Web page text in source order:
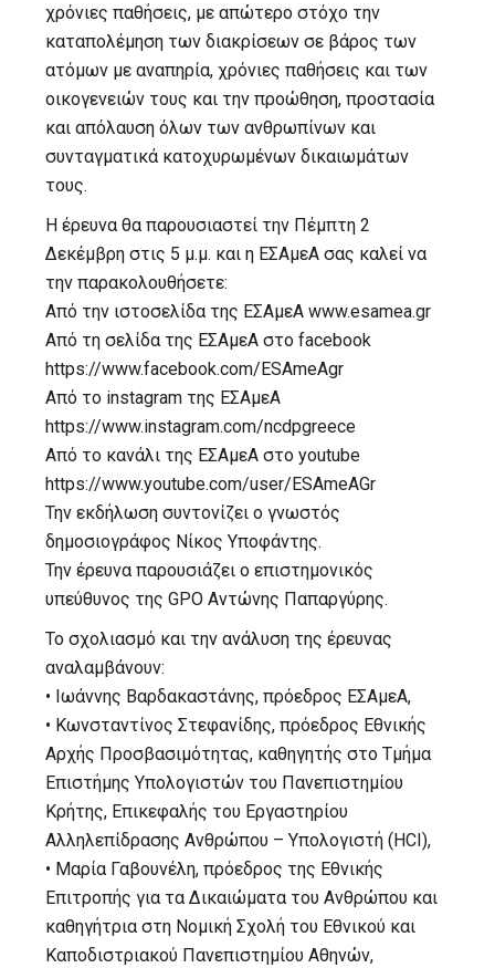
χρόνιες παθήσεις, με απώτερο στόχο την
καταπολέμηση των διακρίσεων σε βάρος των
ατόμων με αναπηρία, χρόνιες παθήσεις και των
οικογενειών τους και την προώθηση, προστασία
και απόλαυση όλων των ανθρωπίνων και
συνταγματικά κατοχυρωμένων δικαιωμάτων
τους.
Η έρευνα θα παρουσιαστεί την Πέμπτη 2
Δεκέμβρη στις 5 μ.μ. και η ΕΣΑμεΑ σας καλεί να
την παρακολουθήσετε:
Από την ιστοσελίδα της ΕΣΑμεΑ www.esamea.gr
Από τη σελίδα της ΕΣΑμεΑ στο facebook
https://www.facebook.com/ESAmeAgr
Από το instagram της ΕΣΑμεΑ
https://www.instagram.com/ncdpgreece
Από το κανάλι της ΕΣΑμεΑ στο youtube
https://www.youtube.com/user/ESAmeAGr
Την εκδήλωση συντονίζει ο γνωστός
δημοσιογράφος Νίκος Υποφάντης.
Την έρευνα παρουσιάζει ο επιστημονικός
υπεύθυνος της GPO Αντώνης Παπαργύρης.
Το σχολιασμό και την ανάλυση της έρευνας
αναλαμβάνουν:
• Ιωάννης Βαρδακαστάνης, πρόεδρος ΕΣΑμεΑ,
• Κωνσταντίνος Στεφανίδης, πρόεδρος Εθνικής
Αρχής Προσβασιμότητας, καθηγητής στο Τμήμα
Επιστήμης Υπολογιστών του Πανεπιστημίου
Κρήτης, Επικεφαλής του Εργαστηρίου
Αλληλεπίδρασης Ανθρώπου – Υπολογιστή (HCI),
• Μαρία Γαβουνέλη, πρόεδρος της Εθνικής
Επιτροπής για τα Δικαιώματα του Ανθρώπου και
καθηγήτρια στη Νομική Σχολή του Εθνικού και
Καποδιστριακού Πανεπιστημίου Αθηνών,